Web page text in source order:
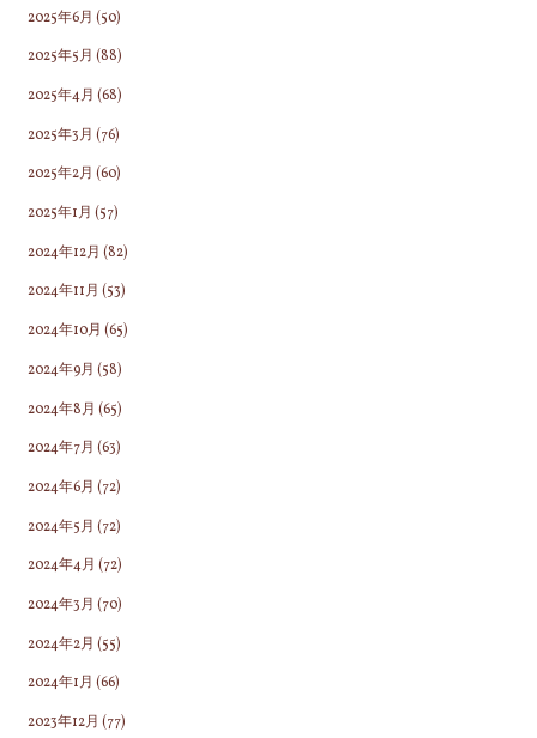
2025年6月 (50)
2025年5月 (88)
2025年4月 (68)
2025年3月 (76)
2025年2月 (60)
2025年1月 (57)
2024年12月 (82)
2024年11月 (53)
2024年10月 (65)
2024年9月 (58)
2024年8月 (65)
2024年7月 (63)
2024年6月 (72)
2024年5月 (72)
2024年4月 (72)
2024年3月 (70)
2024年2月 (55)
2024年1月 (66)
2023年12月 (77)